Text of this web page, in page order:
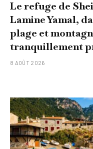
Le refuge de
Lamine Yamal,
plage et
tranquillement
8 AOÛT 2026